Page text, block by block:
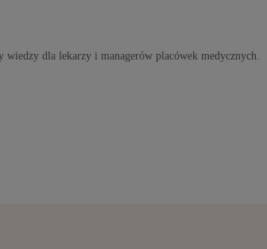
wiedzy dla lekarzy i managerów placówek medycznych.